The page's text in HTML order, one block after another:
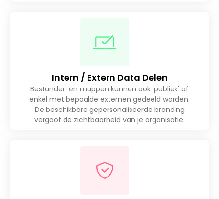
Intern / Extern Data Delen
Bestanden en mappen kunnen ook 'publiek' of
enkel met bepaalde externen gedeeld worden.
De beschikbare gepersonaliseerde branding
vergoot de zichtbaarheid van je organisatie.